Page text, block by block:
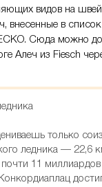
видов на
внесенные в
Сюда можно
Алеч из Fiesch
только
ледника — 22,6
11